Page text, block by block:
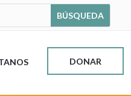
DONAR